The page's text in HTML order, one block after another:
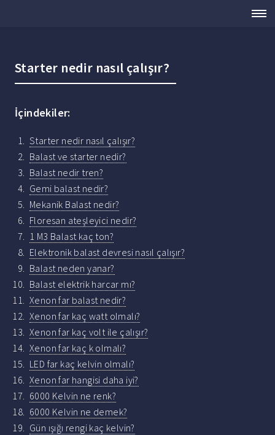
Starter nedir nasıl çalışır?
İçindekiler:
Starter nedir nasıl çalışır?
Balast ve starter nedir?
Balast nedir tren?
Gemi balast nedir?
Mekanik Balast nedir?
Floresan ateşleyici nedir?
1 M3 Balast kaç ton?
Elektronik balast devresi nasıl çalışır?
Balast neden yanar?
Balast elektrik harcar mı?
Xenon far balast nedir?
Xenon far kaç watt olmalı?
Xenon far kaç volt ile çalışır?
Xenon far kaç k olmalı?
LED far kaç kelvin olmalı?
Xenon far hangisi daha iyi?
6000 Kelvin ne renk?
6000 Kelvin ne demek?
Gün ışığı rengi kaç kelvin?